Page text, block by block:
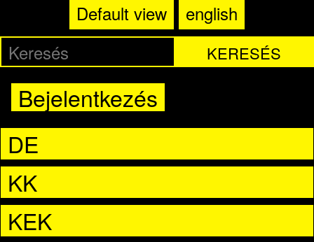
Default view english
KERESÉS
DE
KK
KEK
Bejelentkezés